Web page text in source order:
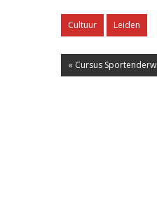
Cultuur Leiden
« Cursus